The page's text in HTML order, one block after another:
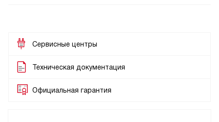
Сервисные центры
Техническая документация
Официальная гарантия